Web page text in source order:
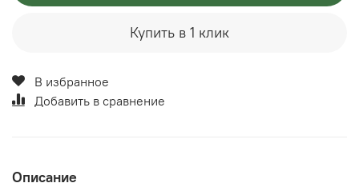
Купить в 1 клик
В избранное
Добавить в сравнение
Описание